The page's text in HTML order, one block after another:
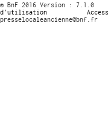
© BnF 2016 Version : 7.1.0
d’utilisation
presselocaleancienne@bnf.fr